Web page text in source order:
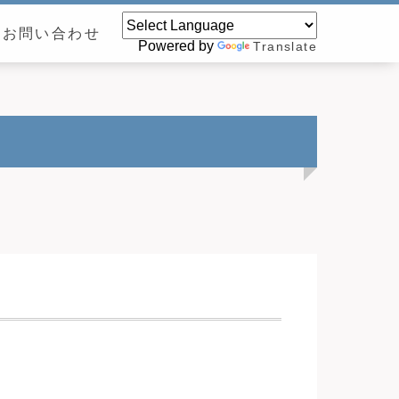
お問い合わせ
Powered by
Translate